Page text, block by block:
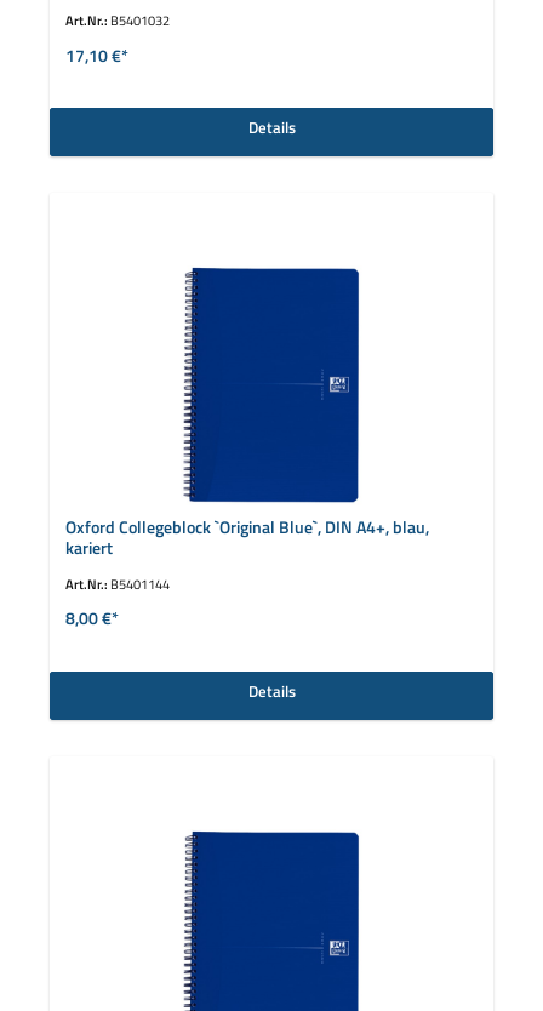
Art.Nr.: B5401032
17,10 €*
Details
Oxford Collegeblock `Original Blue`, DIN A4+, blau,
kariert
Art.Nr.: B5401144
8,00 €*
Details